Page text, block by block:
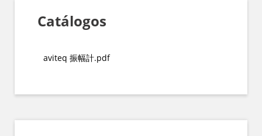
Catálogos
aviteq 振幅計.pdf